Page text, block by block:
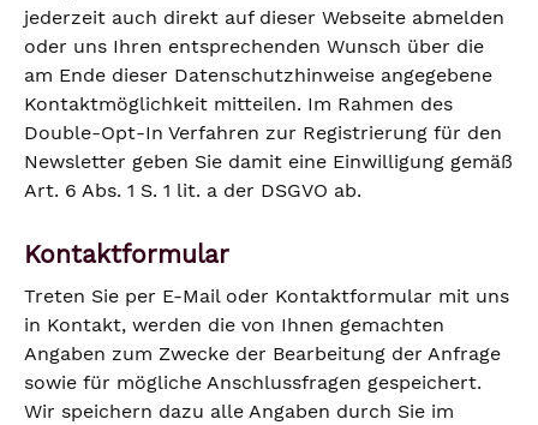
jederzeit auch direkt auf dieser Webseite abmelden
oder uns Ihren entsprechenden Wunsch über die
am Ende dieser Datenschutzhinweise angegebene
Kontaktmöglichkeit mitteilen. Im Rahmen des
Double-Opt-In Verfahren zur Registrierung für den
Newsletter geben Sie damit eine Einwilligung gemäß
Art. 6 Abs. 1 S. 1 lit. a der DSGVO ab.
Kontaktformular
Treten Sie per E-Mail oder Kontaktformular mit uns
in Kontakt, werden die von Ihnen gemachten
Angaben zum Zwecke der Bearbeitung der Anfrage
sowie für mögliche Anschlussfragen gespeichert.
Wir speichern dazu alle Angaben durch Sie im